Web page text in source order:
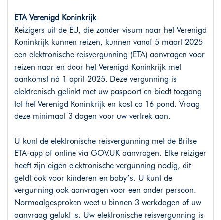
ETA Verenigd Koninkrijk
Reizigers uit de EU, die zonder visum naar het Verenigd
Koninkrijk kunnen reizen, kunnen vanaf 5 maart 2025
een elektronische reisvergunning (ETA) aanvragen voor
reizen naar en door het Verenigd Koninkrijk met
aankomst ná 1 april 2025. Deze vergunning is
elektronisch gelinkt met uw paspoort en biedt toegang
tot het Verenigd Koninkrijk en kost ca 16 pond. Vraag
deze minimaal 3 dagen voor uw vertrek aan.
U kunt de elektronische reisvergunning met de Britse
ETA-app of online via GOV.UKaanvragen. Elke reiziger
heeft zijn eigen elektronische vergunning nodig, dit
geldt ook voor kinderen en baby’s. U kunt de
vergunning ook aanvragen voor een ander persoon.
Normaalgesproken weet u binnen 3 werkdagen of uw
aanvraag gelukt is. Uw elektronische reisvergunning is